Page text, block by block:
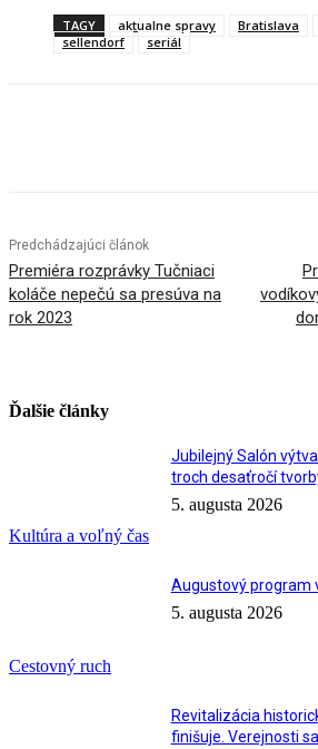
TAGY aktualne spravy Bratislava
sellendorf
seriál
Predchádzajúci článok
Premiéra rozprávky Tučniaci
koláče nepečú sa presúva na
rok 2023
Ďalšie články
Kultúra a voľný čas
Jubilejný Salón
troch desaťročí
5. augusta 2026
Cestovný ruch
Augustový program
5. augusta 2026
Revitalizácia
finišuje. Verejnosti